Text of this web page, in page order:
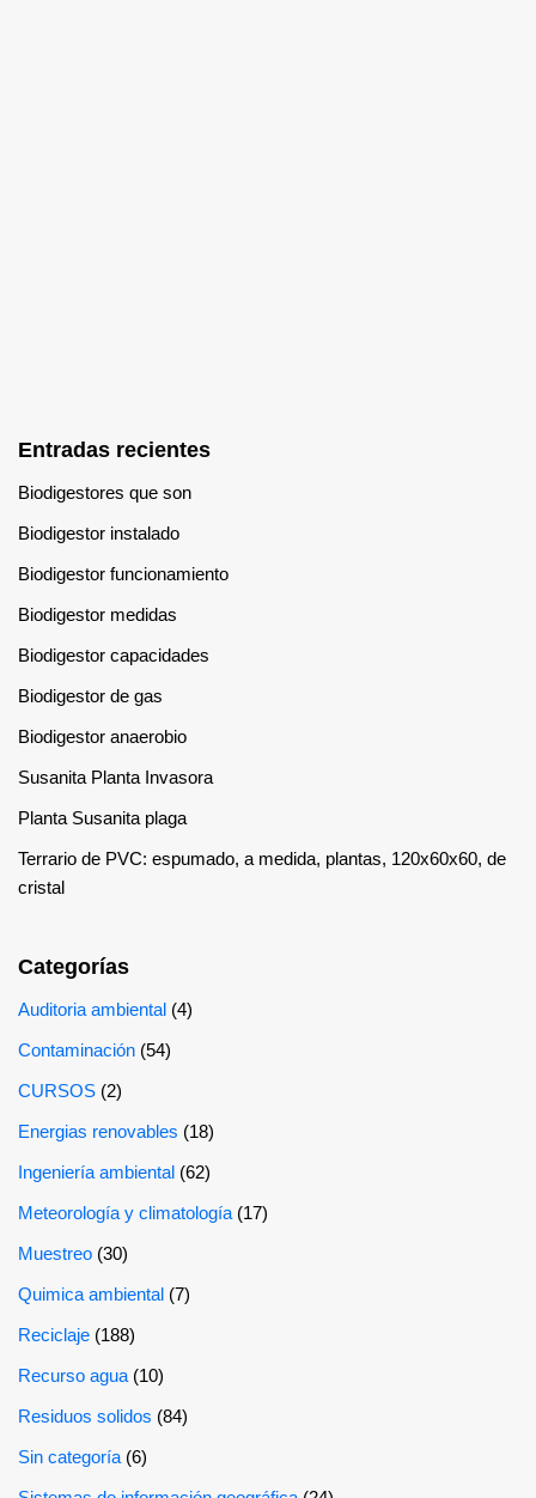
Entradas recientes
Biodigestores que son
Biodigestor instalado
Biodigestor funcionamiento
Biodigestor medidas
Biodigestor capacidades
Biodigestor de gas
Biodigestor anaerobio
Susanita Planta Invasora
Planta Susanita plaga
Terrario de PVC: espumado, a medida, plantas, 120x60x60, de
cristal
Categorías
Auditoria ambiental (4)
Contaminación (54)
CURSOS (2)
Energias renovables (18)
Ingeniería ambiental (62)
Meteorología y climatología (17)
Muestreo (30)
Quimica ambiental (7)
Reciclaje (188)
Recurso agua (10)
Residuos solidos (84)
Sin categoría (6)